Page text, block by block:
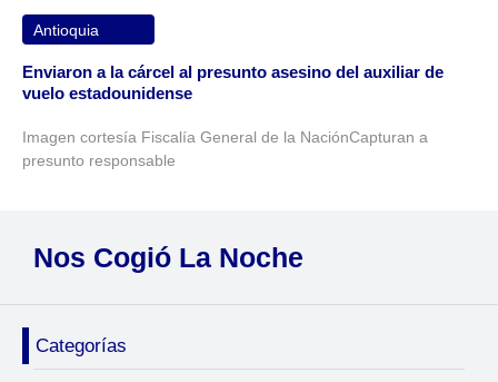
Antioquia
Enviaron a la cárcel al presunto asesino del auxiliar de
vuelo estadounidense
Imagen cortesía Fiscalía General de la NaciónCapturan a
presunto responsable
Nos Cogió La Noche
Categorías